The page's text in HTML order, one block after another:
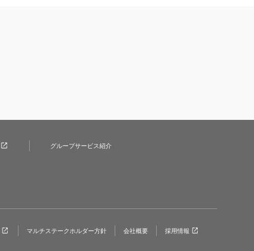
グループサービス紹介
マルチステークホルダー方針 会社概要 採用情報